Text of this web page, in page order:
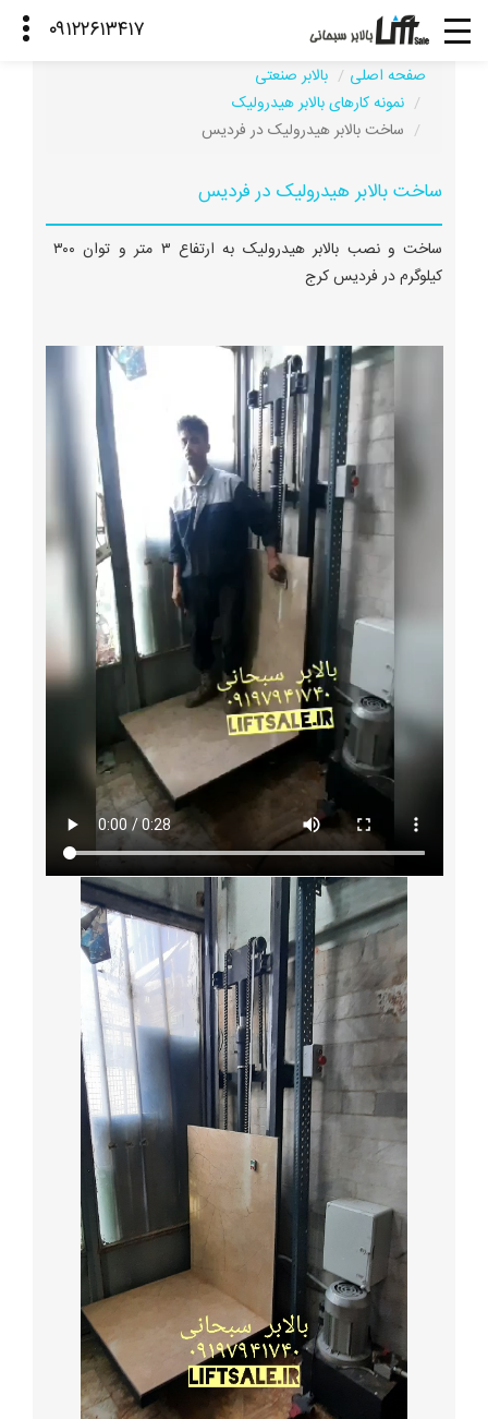
صفحه اصلی
بالابر صنعتی
نمونه کارهای بالابر هیدرولیک
ساخت بالابر هیدرولیک در فردیس
ساخت بالابر هیدرولیک در فردیس
ساخت و نصب بالابر هیدرولیک به ارتفاع ۳ متر و توان ۳۰۰
کیلوگرم در فردیس کرج